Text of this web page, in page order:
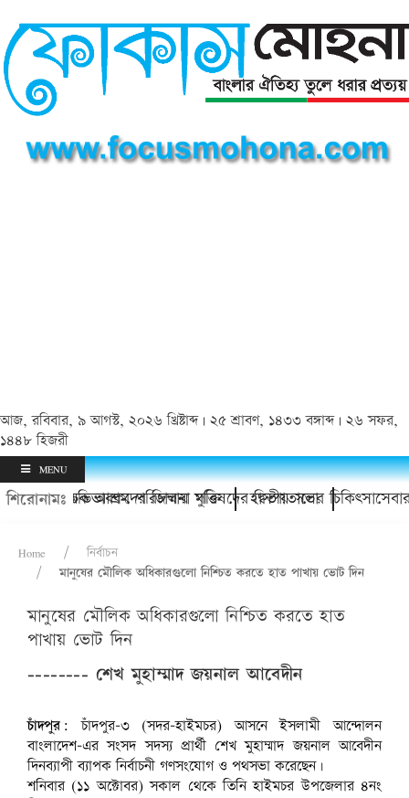
আজ, রবিবার, ৯ আগস্ট, ২০২৬ খ্রিষ্টাব্দ | ২৫ শ্রাবণ, ১৪৩৩ বঙ্গাব্দ | ২৬ সফর,
১৪৪৮ হিজরী
MENU
শিরোনামঃঅভিভাবকদের জিম্মায় মুক্তি হাসপাতালের
অযাচক আশ্রম পরিচালনা পরিষদের দ্বিতীয় সভা
Home
নির্বাচন
মানুষের মৌলিক অধিকারগুলো নিশ্চিত করতে হাত পাখায় ভোট দিন
মানুষের মৌলিক অধিকারগুলো নিশ্চিত করতে হাত
পাখায় ভোট দিন
-------- শেখ মুহাম্মাদ জয়নাল আবেদীন
চাঁদপুর:চাঁদপুর-৩ (সদর-হাইমচর) আসনে ইসলামী আন্দোলন
বাংলাদেশ-এর সংসদ সদস্য প্রার্থী শেখ মুহাম্মাদ জয়নাল আবেদীন
দিনব্যাপী ব্যাপক নির্বাচনী গণসংযোগ ও পথসভা করেছেন।
শনিবার (১১ অক্টোবর) সকাল থেকে তিনি হাইমচর উপজেলার ৪নং